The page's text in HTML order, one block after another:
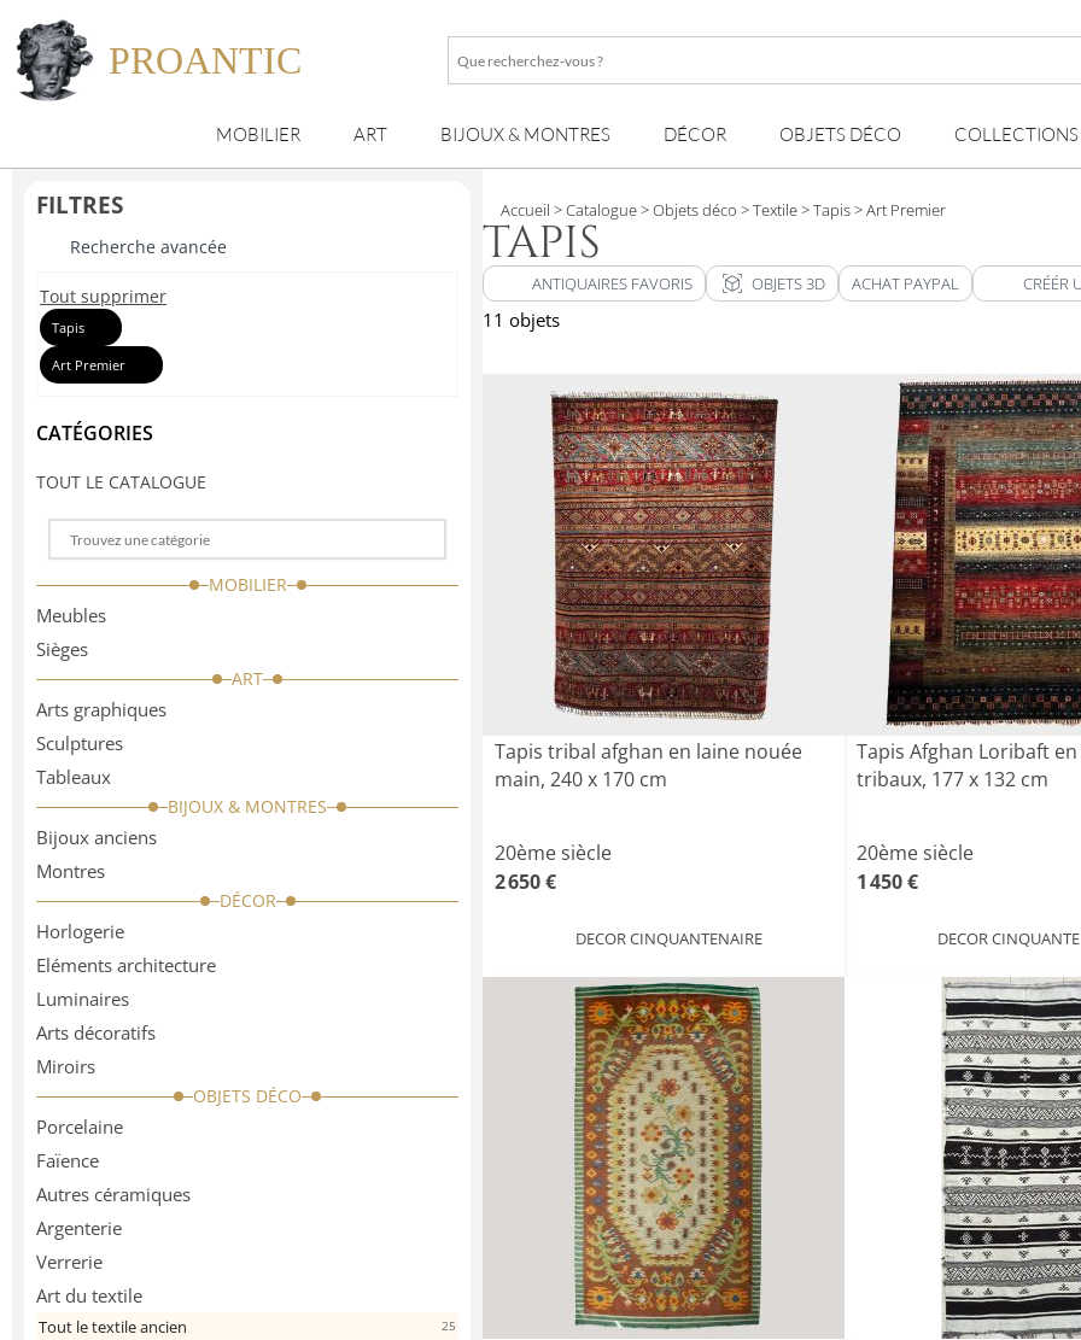
PROANTIC
Que
?
MOBILIER ART BIJOUX & MONTRES DÉCOR OBJETS DÉCO COLLECTIONS
FILTRES
Recherche avancée
Tout supprimer
Tapis
Art Premier
CATÉGORIES
TOUT LE CATALOGUE
Choose
MOBILIER
Meubles
Sièges
ART
Arts graphiques
Sculptures
Tableaux
BIJOUX & MONTRES
Bijoux anciens
Montres
DÉCOR
Horlogerie
Eléments architecture
Luminaires
Arts décoratifs
Miroirs
OBJETS DÉCO
Porcelaine
Faïence
Autres céramiques
Argenterie
Verrerie
Art du textile
Tout le textile ancien 25
Accueil > Catalogue> Objets déco > Textile> Tapis> Art Premier
TAPIS
ANTIQUAIRES FAVORIS view_in_ar OBJETS 3D ACHAT PAYPAL CRÉÉR
11 objets
Tapis tribal afghan en laine nouée
main, 240 x 170 cm
20ème siècle
2 650 €
DECOR CINQUANTENAIRE
Tapis Afghan Loribaft
tribaux, 177 x 132 cm
20ème siècle
1 450 €
DECOR